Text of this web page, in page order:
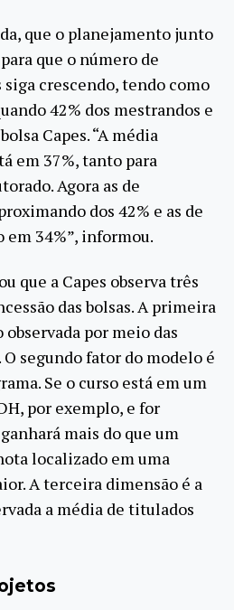
que o planejamento junto
que o número de
siga crescendo, tendo como
42% dos mestrandos e
Capes. “A média
em 37%, tanto para
Agora as de
dos 42% e as de
em 34%”, informou.
que a Capes observa três
das bolsas. A primeira
por meio das
segundo fator do modelo é
Se o curso está em um
por exemplo, e for
mais do que um
localizado em uma
A terceira dimensão é a
a média de titulados